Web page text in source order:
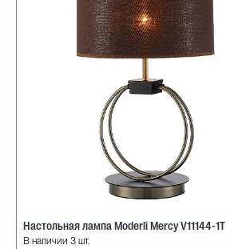
Настольная лампа Moderli Mercy V11144-1T
В наличии 3 шт.